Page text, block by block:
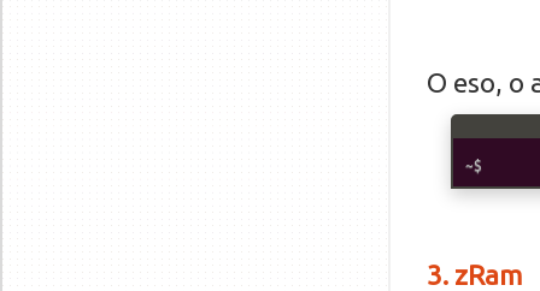
O eso, o
3. zRam